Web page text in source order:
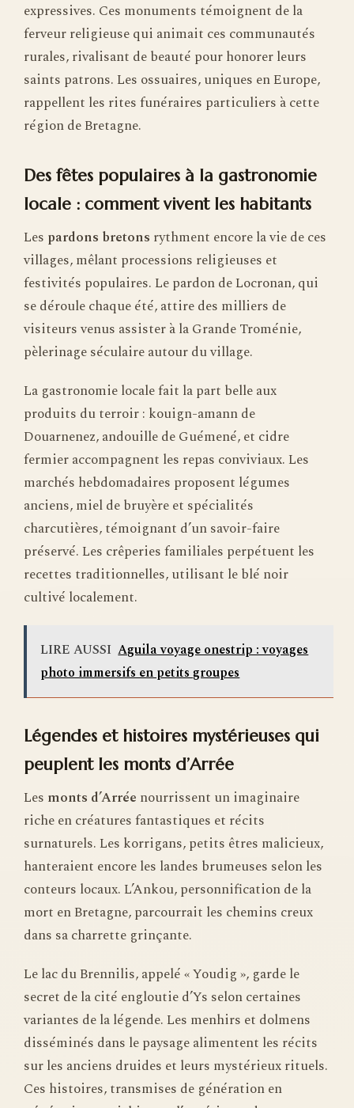
expressives. Ces monuments témoignent de la
ferveur religieuse qui animait ces communautés
rurales, rivalisant de beauté pour honorer leurs
saints patrons. Les ossuaires, uniques en Europe,
rappellent les rites funéraires particuliers à cette
région de Bretagne.
Des fêtes populaires à la gastronomie
locale : comment vivent les habitants
Les pardons bretons rythment encore la vie de ces
villages, mêlant processions religieuses et
festivités populaires. Le pardon de Locronan, qui
se déroule chaque été, attire des milliers de
visiteurs venus assister à la Grande Troménie,
pèlerinage séculaire autour du village.
La gastronomie locale fait la part belle aux
produits du terroir : kouign-amann de
Douarnenez, andouille de Guémené, et cidre
fermier accompagnent les repas conviviaux. Les
marchés hebdomadaires proposent légumes
anciens, miel de bruyère et spécialités
charcutières, témoignant d’un savoir-faire
préservé. Les crêperies familiales perpétuent les
recettes traditionnelles, utilisant le blé noir
cultivé localement.
LIRE AUSSI Aguila voyage onestrip : voyages
photo immersifs en petits groupes
Légendes et histoires mystérieuses qui
peuplent les monts d’Arrée
Les monts d’Arrée nourrissent un imaginaire
riche en créatures fantastiques et récits
surnaturels. Les korrigans, petits êtres malicieux,
hanteraient encore les landes brumeuses selon les
conteurs locaux. L’Ankou, personnification de la
mort en Bretagne, parcourrait les chemins creux
dans sa charrette grinçante.
Le lac du Brennilis, appelé « Youdig », garde le
secret de la cité engloutie d’Ys selon certaines
variantes de la légende. Les menhirs et dolmens
disséminés dans le paysage alimentent les récits
sur les anciens druides et leurs mystérieux rituels.
Ces histoires, transmises de génération en